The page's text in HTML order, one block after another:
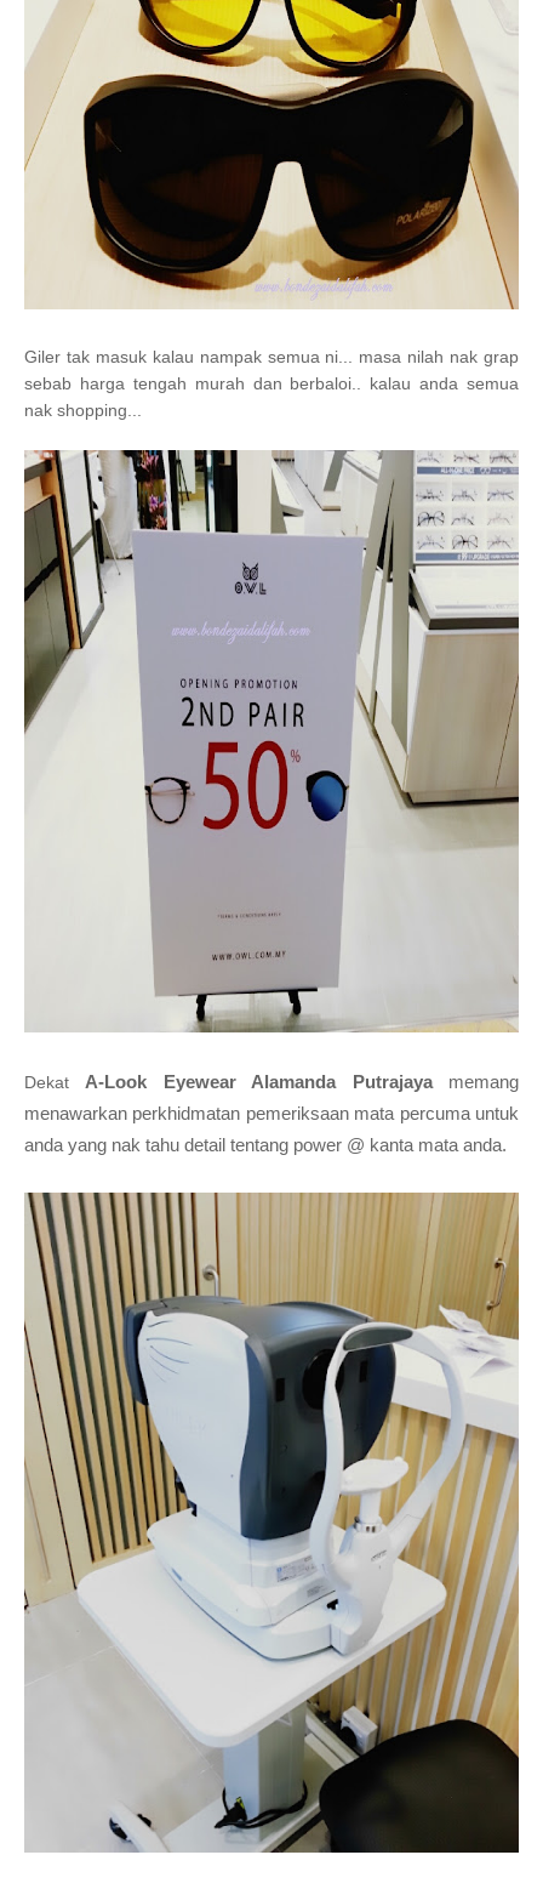
Giler tak masuk kalau nampak semua ni... masa nilah nak grap
sebab harga tengah murah dan berbaloi.. kalau anda semua
nak shopping...
DekatA-Look Eyewear Alamanda Putrajaya memang
menawarkan perkhidmatan pemeriksaan mata percuma untuk
anda yang nak tahu detail tentang power @ kanta mata anda.